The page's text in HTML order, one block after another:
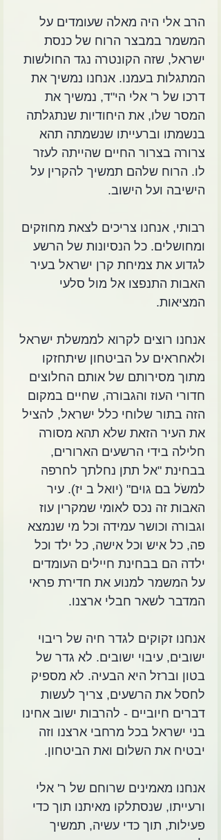
הרב אלי היה מאלה שעומדים על
המשמר במבצר הרוח של כנסת
ישראל, שזה הקונטרה נגד החולשות
המתגלות בעמנו. אנחנו נמשיך את
דרכו של ר' אלי הי"ד, נמשיך את
המסר שלו, את היחודיות שנתגלתה
בנשמתו וברעייתו שנשמתה תהא
צרורה בצרור החיים שהייתה לעזר
לו. הרוח שלהם תמשיך להקרין על
הישיבה ועל הישוב.
רבותי, אנחנו צריכים לצאת מחוזקים
ומחושלים. כל הנסיונות של הרשע
לגדוע את צמיחת קרן ישראל בעיר
האבות התנפצו אל מול סלעי
המציאות.
אנחנו רוצים לקרוא לממשלת ישראל
ולאחראים על הביטחון שיתחזקו
מתוך מסירותם של אותם החלוצים
חדורי העוז והגבורה, שחיים במקום
הזה בתור שלוחי כלל ישראל, להציל
את העיר הזאת שלא תהא מסורה
חלילה בידי הרשעים הארורים,
בבחינת "אל תתן נחלתך לחרפה
למשֹל בם גוים" (יואל ב יז). עיר
האבות זה נכס לאומי שמקרין עוז
וגבורה וכושר עמידה וכל מי שנמצא
פה, כל איש וכל אישה, כל ילד וכל
ילדה הם בבחינת חיילים העומדים
על המשמר למנוע את חדירת פראי
המדבר לשאר חבלי ארצנו.
אנחנו זקוקים לגדר חיה של ריבוי
ישובים, עיבוי ישובים. לא גדר של
בטון וברזל היא הבעיה. לא מספיק
לחסל את הרשעים, צריך לעשות
דברים חיוביים - להרבות ישוב אחינו
בני ישראל בכל מרחבי ארצנו וזה
יבטיח את השלום ואת הביטחון.
אנחנו מאמינים שרוחם של ר' אלי
ורעייתו, שנסתלקו מאיתנו תוך כדי
פעילות, תוך כדי עשיה, תמשיך